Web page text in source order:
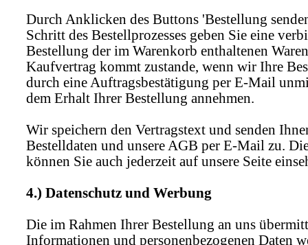
Durch Anklicken des Buttons 'Bestellung
Schritt des Bestellprozesses geben Sie eine
Bestellung der im Warenkorb enthaltenen
Kaufvertrag kommt zustande, wenn wir Ihre
durch eine Auftragsbestätigung per E-Mail
dem Erhalt Ihrer Bestellung annehmen.
Wir speichern den Vertragstext und senden
Bestelldaten und unsere AGB per E-Mail zu.
können Sie auch jederzeit auf unsere Seite
4.) Datenschutz und Werbung
Die im Rahmen Ihrer Bestellung an uns
Informationen und personenbezogenen Daten